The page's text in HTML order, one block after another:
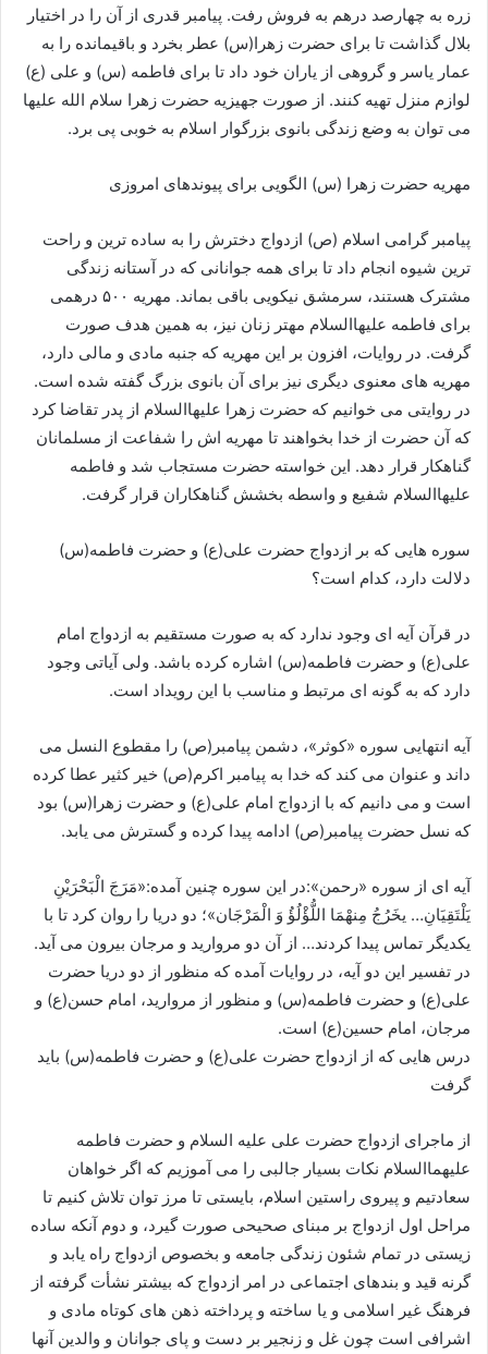
زره به چهارصد درهم به فروش رفت. پیامبر قدری از آن را در اختیار
بلال گذاشت تا برای حضرت زهرا(س) عطر بخرد و باقیمانده را به
عمار یاسر و گروهی از یاران خود داد تا برای فاطمه (س) و علی (ع)
لوازم منزل تهیه کنند. از صورت جهیزیه حضرت زهرا سلام الله علیها
می توان به وضع زندگی بانوی بزرگوار اسلام به خوبی پی برد.
مهریه حضرت زهرا (س) الگویی برای پیوندهای امروزی
پیامبر گرامی اسلام (ص) ازدواج دخترش را به ساده ترین و راحت
ترین شیوه انجام داد تا برای همه جوانانی که در آستانه زندگی
مشترک هستند، سرمشق نیکویی باقی بماند. مهریه ۵۰۰ درهمی
برای فاطمه علیهاالسلام مهتر زنان نیز، به همین هدف صورت
گرفت. در روایات، افزون بر این مهریه که جنبه مادی و مالی دارد،
مهریه های معنوی دیگری نیز برای آن بانوی بزرگ گفته شده است.
در روایتی می خوانیم که حضرت زهرا علیهاالسلام از پدر تقاضا کرد
که آن حضرت از خدا بخواهند تا مهریه اش را شفاعت از مسلمانان
گناهکار قرار دهد. این خواسته حضرت مستجاب شد و فاطمه
علیهاالسلام شفیع و واسطه بخشش گناهکاران قرار گرفت.
سوره هایی که بر ازدواج حضرت علی(ع) و حضرت فاطمه(س)
دلالت دارد، کدام است؟
در قرآن آیه ای وجود ندارد که به صورت مستقیم به ازدواج امام
علی(ع) و حضرت فاطمه(س) اشاره کرده باشد. ولی آیاتی وجود
دارد که به گونه ای مرتبط و مناسب با این رویداد است.
آیه انتهایی سوره «کوثر»، دشمن پیامبر(ص) را مقطوع النسل می
داند و عنوان می کند که خدا به پیامبر اکرم(ص) خیر کثیر عطا کرده
است و می دانیم که با ازدواج امام علی(ع) و حضرت زهرا(س) بود
که نسل حضرت پیامبر(ص) ادامه پیدا کرده و گسترش می یابد.
آیه ای از سوره «رحمن»:در این سوره چنین آمده:«مَرَجَ الْبَحْرَیْنِ
یَلْتَقِیَانِ… یخَرُجُ مِنهْمَا اللُّؤْلُؤُ وَ الْمَرْجَان»؛ دو دریا را روان کرد تا با
یکدیگر تماس پیدا کردند… از آن دو مروارید و مرجان بیرون می آید.
در تفسیر این دو آیه، در روایات آمده که منظور از دو دریا حضرت
علی(ع) و حضرت فاطمه(س) و منظور از مروارید، امام حسن(ع) و
مرجان، امام حسین(ع) است.
درس هایی که از ازدواج حضرت علی(ع) و حضرت فاطمه(س) باید
گرفت
از ماجرای ازدواج حضرت علی علیه السلام و حضرت فاطمه
علیهماالسلام نکات بسیار جالبی را می آموزیم که اگر خواهان
سعادتیم و پیروی راستین اسلام، بایستی تا مرز توان تلاش کنیم تا
مراحل اول ازدواج بر مبنای صحیحی صورت گیرد، و دوم آنکه ساده
زیستی در تمام شئون زندگی جامعه و بخصوص ازدواج راه یابد و
گرنه قید و بندهای اجتماعی در امر ازدواج که بیشتر نشأت گرفته از
فرهنگ غیر اسلامی و یا ساخته و پرداخته ذهن های کوتاه مادی و
اشرافی است چون غل و زنجیر بر دست و پای جوانان و والدین آنها